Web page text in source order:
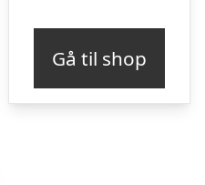
Gå til shop